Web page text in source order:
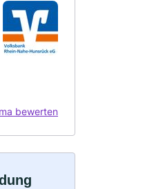
bewerten